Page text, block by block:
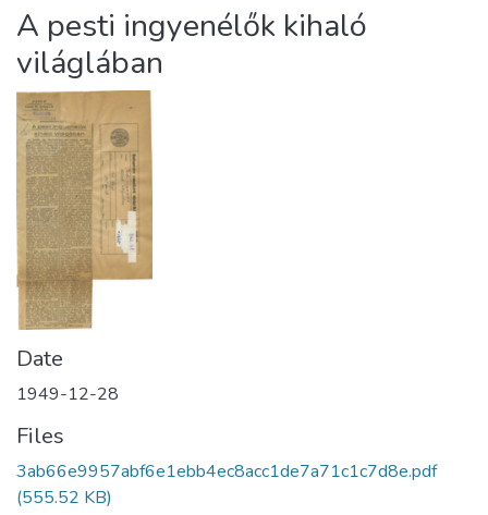
About us
A pesti ingyenélők kihaló
világlában
Date
1949-12-28
Files
3ab66e9957abf6e1ebb4ec8acc1de7a71c1c7d8e.pdf
(555.52 KB)